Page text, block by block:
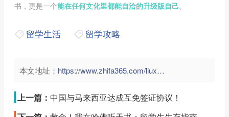
书，更是一个能在任何文化里都能自洽的升级版自己。
留学生活 留学攻略
本文地址： https://www.zhifa365.com/liuxue/y3wekbMhWB9tr6f2">
上一篇： 中国与马来西亚达成互免签证协议！